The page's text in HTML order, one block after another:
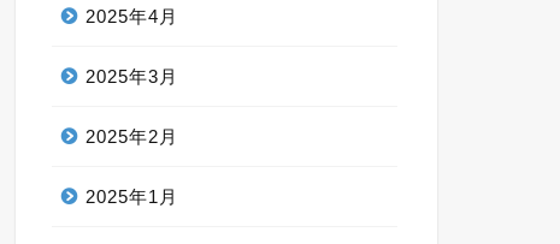
2025年4月
2025年3月
2025年2月
2025年1月